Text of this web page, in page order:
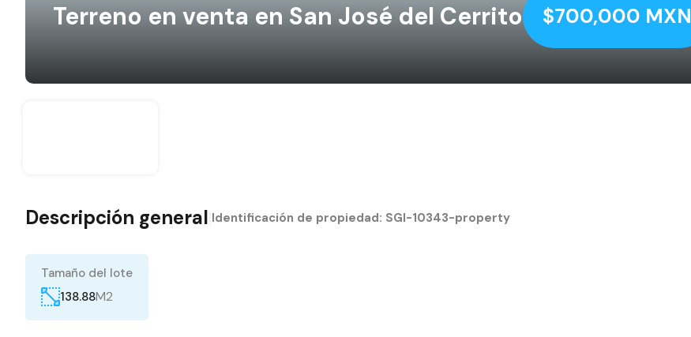
Terreno en venta en San José del Cerrito $700,000 MXN
Descripción general Identificación de propiedad: SGI-10343-property
Tamaño del lote
138.88M2